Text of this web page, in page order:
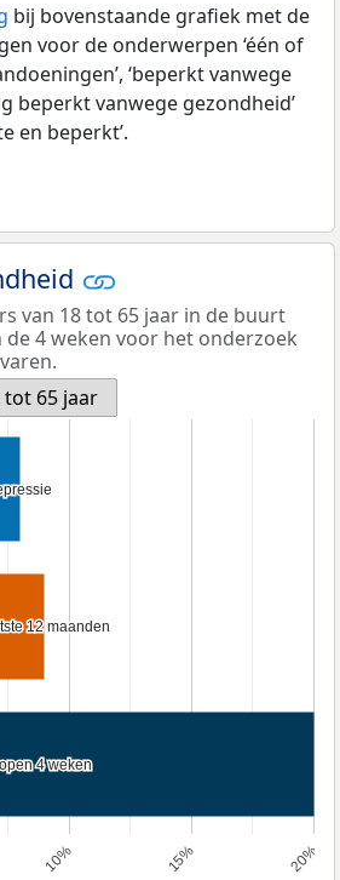
bij bovenstaande grafiek met de
voor de onderwerpen ‘één of
‘beperkt vanwege
beperkt vanwege gezondheid’
en beperkt’.
van 18 tot 65 jaar in de buurt
4 weken voor het onderzoek
tot 65 jaar
10% 15% 20%
12 maanden
12 maanden
4 weken
4 weken